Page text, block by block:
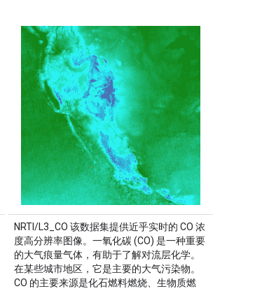
NRTI/L3_CO 该数据集提供近乎实时的 CO 浓
度高分辨率图像。一氧化碳 (CO) 是一种重要
的大气痕量气体，有助于了解对流层化学。
在某些城市地区，它是主要的大气污染物。
CO 的主要来源是化石燃料燃烧、生物质燃